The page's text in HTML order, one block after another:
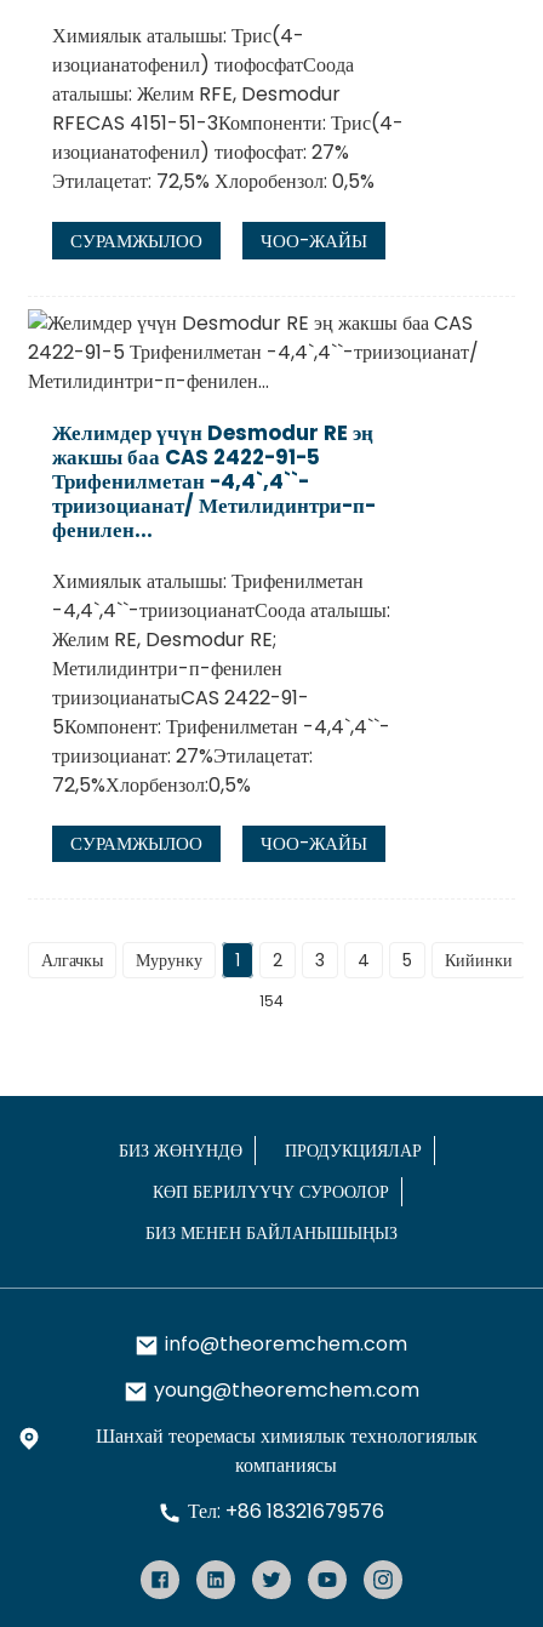
Химиялык аталышы: Трис(4-
изоцианатофенил) тиофосфатСоода
аталышы: Желим RFE, Desmodur
RFECAS 4151-51-3Компоненти: Трис(4-
изоцианатофенил) тиофосфат: 27%
Этилацетат: 72,5% Хлоробензол: 0,5%
СУРАМЖЫЛОО ЧОО-ЖАЙЫ
Желимдер үчүн Desmodur RE эң
жакшы баа CAS 2422-91-5
Трифенилметан -4,4`,4``-
триизоцианат/ Метилидинтри-п-
фенилен...
Химиялык аталышы: Трифенилметан
-4,4`,4``-триизоцианатСоода аталышы:
Желим RE, Desmodur RE;
Метилидинтри-п-фенилен
триизоцианатыCAS 2422-91-
5Компонент: Трифенилметан -4,4`,4``-
триизоцианат: 27%Этилацетат:
72,5%Хлорбензол:0,5%
СУРАМЖЫЛОО ЧОО-ЖАЙЫ
Алгачкы Мурунку 1 2 3 4 5 Кийинки
154
БИЗ ЖӨНҮНДӨ
ПРОДУКЦИЯЛАР
КӨП БЕРИЛҮҮЧҮ СУРООЛОР
БИЗ МЕНЕН БАЙЛАНЫШЫҢЫЗ
info@theoremchem.com
young@theoremchem.com
Шанхай теоремасы химиялык технологиялык
компаниясы
Тел: +86 18321679576